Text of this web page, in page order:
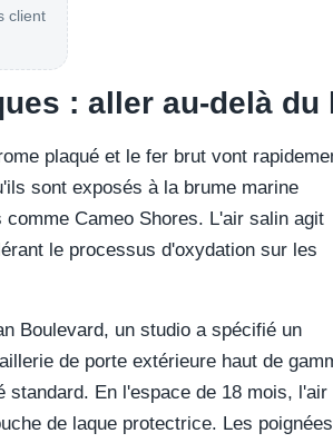
client
: aller au-delà
plaqué et le fer brut vont
sont exposés à la brume marine
Cameo Shores. L'air salin agit
le processus d'oxydation sur les
Boulevard, un studio a spécifié un
de porte extérieure haut de
standard. En l'espace de 18 mois, l'air
de laque protectrice. Les poignées